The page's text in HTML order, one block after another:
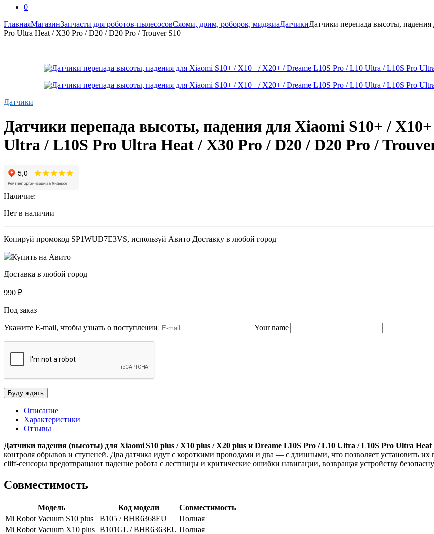
0
ГлавнаяМагазинЗапчасти для роботов-пылесосовСяоми, дрим, роборок, миджиаДатчикиДатчики перепада высоты,
Pro Ultra Heat / X30 Pro / D20 / D20 Pro / Trouver S10
Датчики
Датчики перепада высоты, падения для Xiaomi S10+ /
Ultra / L10S Pro Ultra Heat / X30 Pro / D20 / D20 Pro /
Наличие:
Нет в наличии
Копируй промокод SP1WUD7E3VS, используй Авито Доставку в любой город
Купить на Авито
Доставка в любой город
990 ₽
Под заказ
Укажите E-mail, чтобы узнать о поступлении Your name
Описание
Характеристики
Отзывы
Датчики падения (высоты) для Xiaomi S10 plus / X10 plus / X20 plus и Dreame L10S Pro / L10 Ultra / L10S Pro Ultra Heat
контроля обрывов и ступеней. Два датчика идут с короткими проводами и два — с длинными, что позволяет установить
cliff-сенсоры предотвращают падение робота с лестницы и критические ошибки навигации, возвращая устройству
Совместимость
Модель Код модели
Совместимость
Mi Robot Vacuum S10 plus
B105 / BHR6368EU
Полная
Mi Robot Vacuum X10 plus B101GL / BHR6363EU Полная